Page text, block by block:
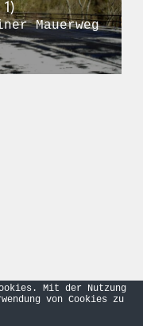
1)
Mauerweg
Mit der Nutzung
von Cookies zu